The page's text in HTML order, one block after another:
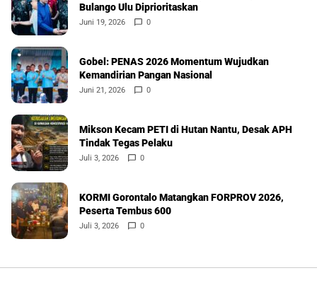
Bulango Ulu Diprioritaskan
Juni 19, 2026 0
Gobel: PENAS 2026 Momentum Wujudkan
Kemandirian Pangan Nasional
Juni 21, 2026 0
Mikson Kecam PETI di Hutan Nantu, Desak APH
Tindak Tegas Pelaku
Juli 3, 2026 0
KORMI Gorontalo Matangkan FORPROV 2026,
Peserta Tembus 600
Juli 3, 2026 0